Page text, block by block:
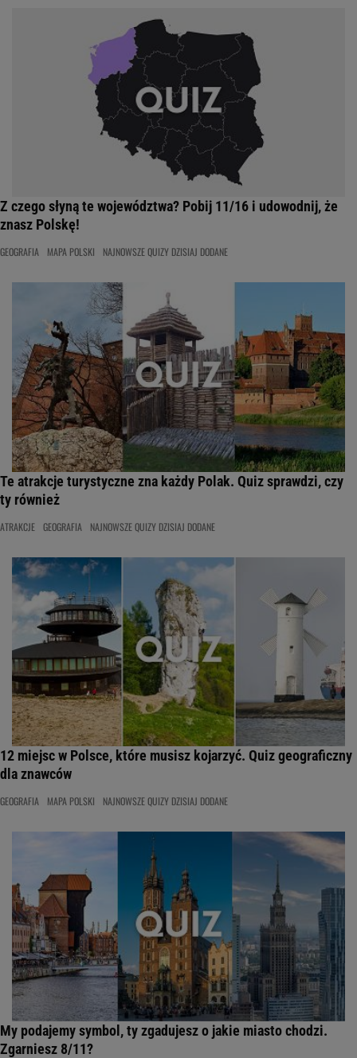
Z czego słyną te województwa? Pobij 11/16 i udowodnij, że
znasz Polskę!
GEOGRAFIA MAPA POLSKI NAJNOWSZE QUIZY DZISIAJ DODANE
Te atrakcje turystyczne zna każdy Polak. Quiz sprawdzi, czy
ty również
ATRAKCJE GEOGRAFIA NAJNOWSZE QUIZY DZISIAJ DODANE
12 miejsc w Polsce, które musisz kojarzyć. Quiz geograficzny
dla znawców
GEOGRAFIA MAPA POLSKI NAJNOWSZE QUIZY DZISIAJ DODANE
My podajemy symbol, ty zgadujesz o jakie miasto chodzi.
Zgarniesz 8/11?